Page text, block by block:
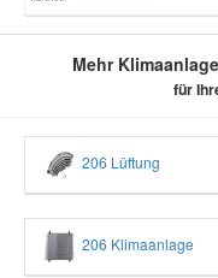
Mehr
für
206 Lüftung
206 Klimaanlage